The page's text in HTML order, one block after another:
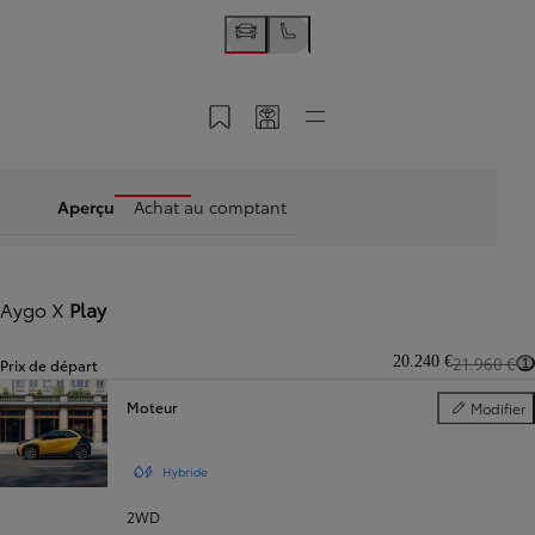
Enregistrer dans My Toyota
Partager mon code
Aperçu Achat au comptant
Aygo X Play
Prix de départ 20.240 €21.960 € 1
Moteur Modifier
Moteur
Hybride
2WD